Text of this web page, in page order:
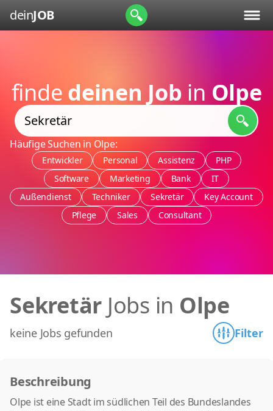
deinJOB
finde deinen Job in Olpe
Häufige Suchen in Olpe:
Entwickler Personal Assistenz
PHP
Software
Marketing Bank
IT
Außendienst
Techniker Sekretär
Key Account
Pflege
Sales Consultant
Sekretär Jobs in Olpe
keine Jobs gefunden Filter
Beschreibung
Olpe ist eine Stadt im südlichen Teil des Bundeslandes